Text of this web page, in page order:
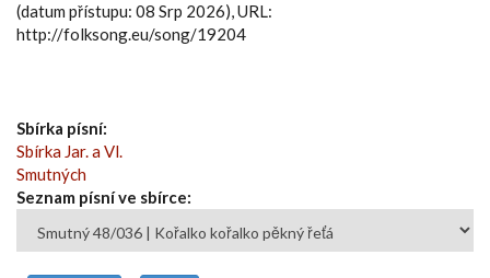
(datum přístupu: 08 Srp 2026), URL:
http://folksong.eu/song/19204
Sbírka písní:
Sbírka Jar. a Vl.
Smutných
Seznam písní ve sbírce: